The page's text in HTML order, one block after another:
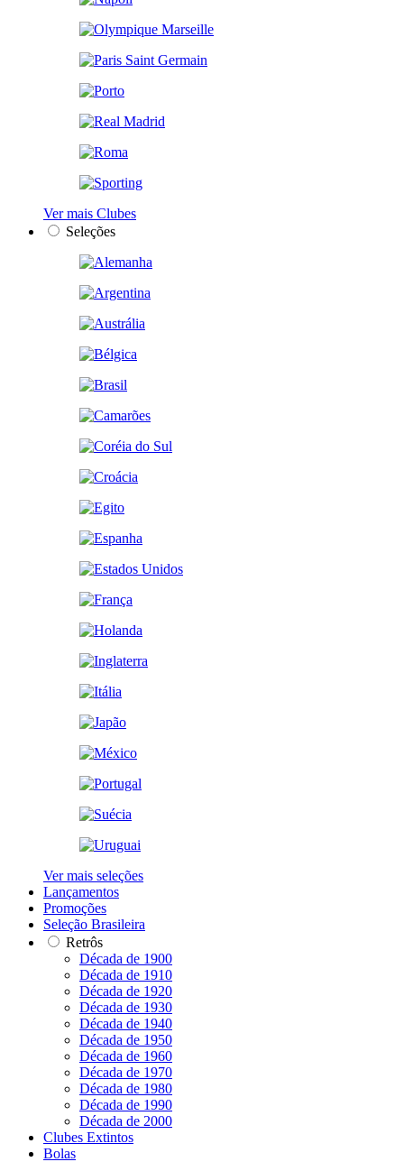
Ver mais Clubes
Seleções
Ver mais seleções
Lançamentos
Promoções
Seleção Brasileira
Retrôs
Década de 1900
Década de 1910
Década de 1920
Década de 1930
Década de 1940
Década de 1950
Década de 1960
Década de 1970
Década de 1980
Década de 1990
Década de 2000
Clubes Extintos
Bolas